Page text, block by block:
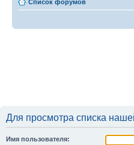
Список форумов
Для просмотра списка
Имя пользователя: